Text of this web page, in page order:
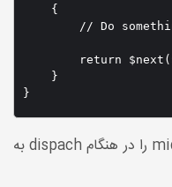
    {
// Do
return
    }
}
شما همچنین می تواندید middleware را در هنگام dispach به